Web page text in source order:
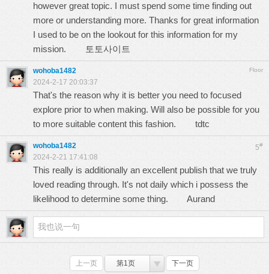
however great topic. I must spend some time finding out
more or understanding more. Thanks for great information
I used to be on the lookout for this information for my
mission.
토토사이트
Floor
wohoba1482
2024-2-17 20:03:37
That's the reason why it is better you need to focused
explore prior to when making. Will also be possible for you
to more suitable content this fashion. tdtc
5#
wohoba1482
2024-2-21 17:41:08
This really is additionally an excellent publish that we truly
loved reading through. It's not daily which i possess the
likelihood to determine some thing. Aurand
上一页 第1页 下一页